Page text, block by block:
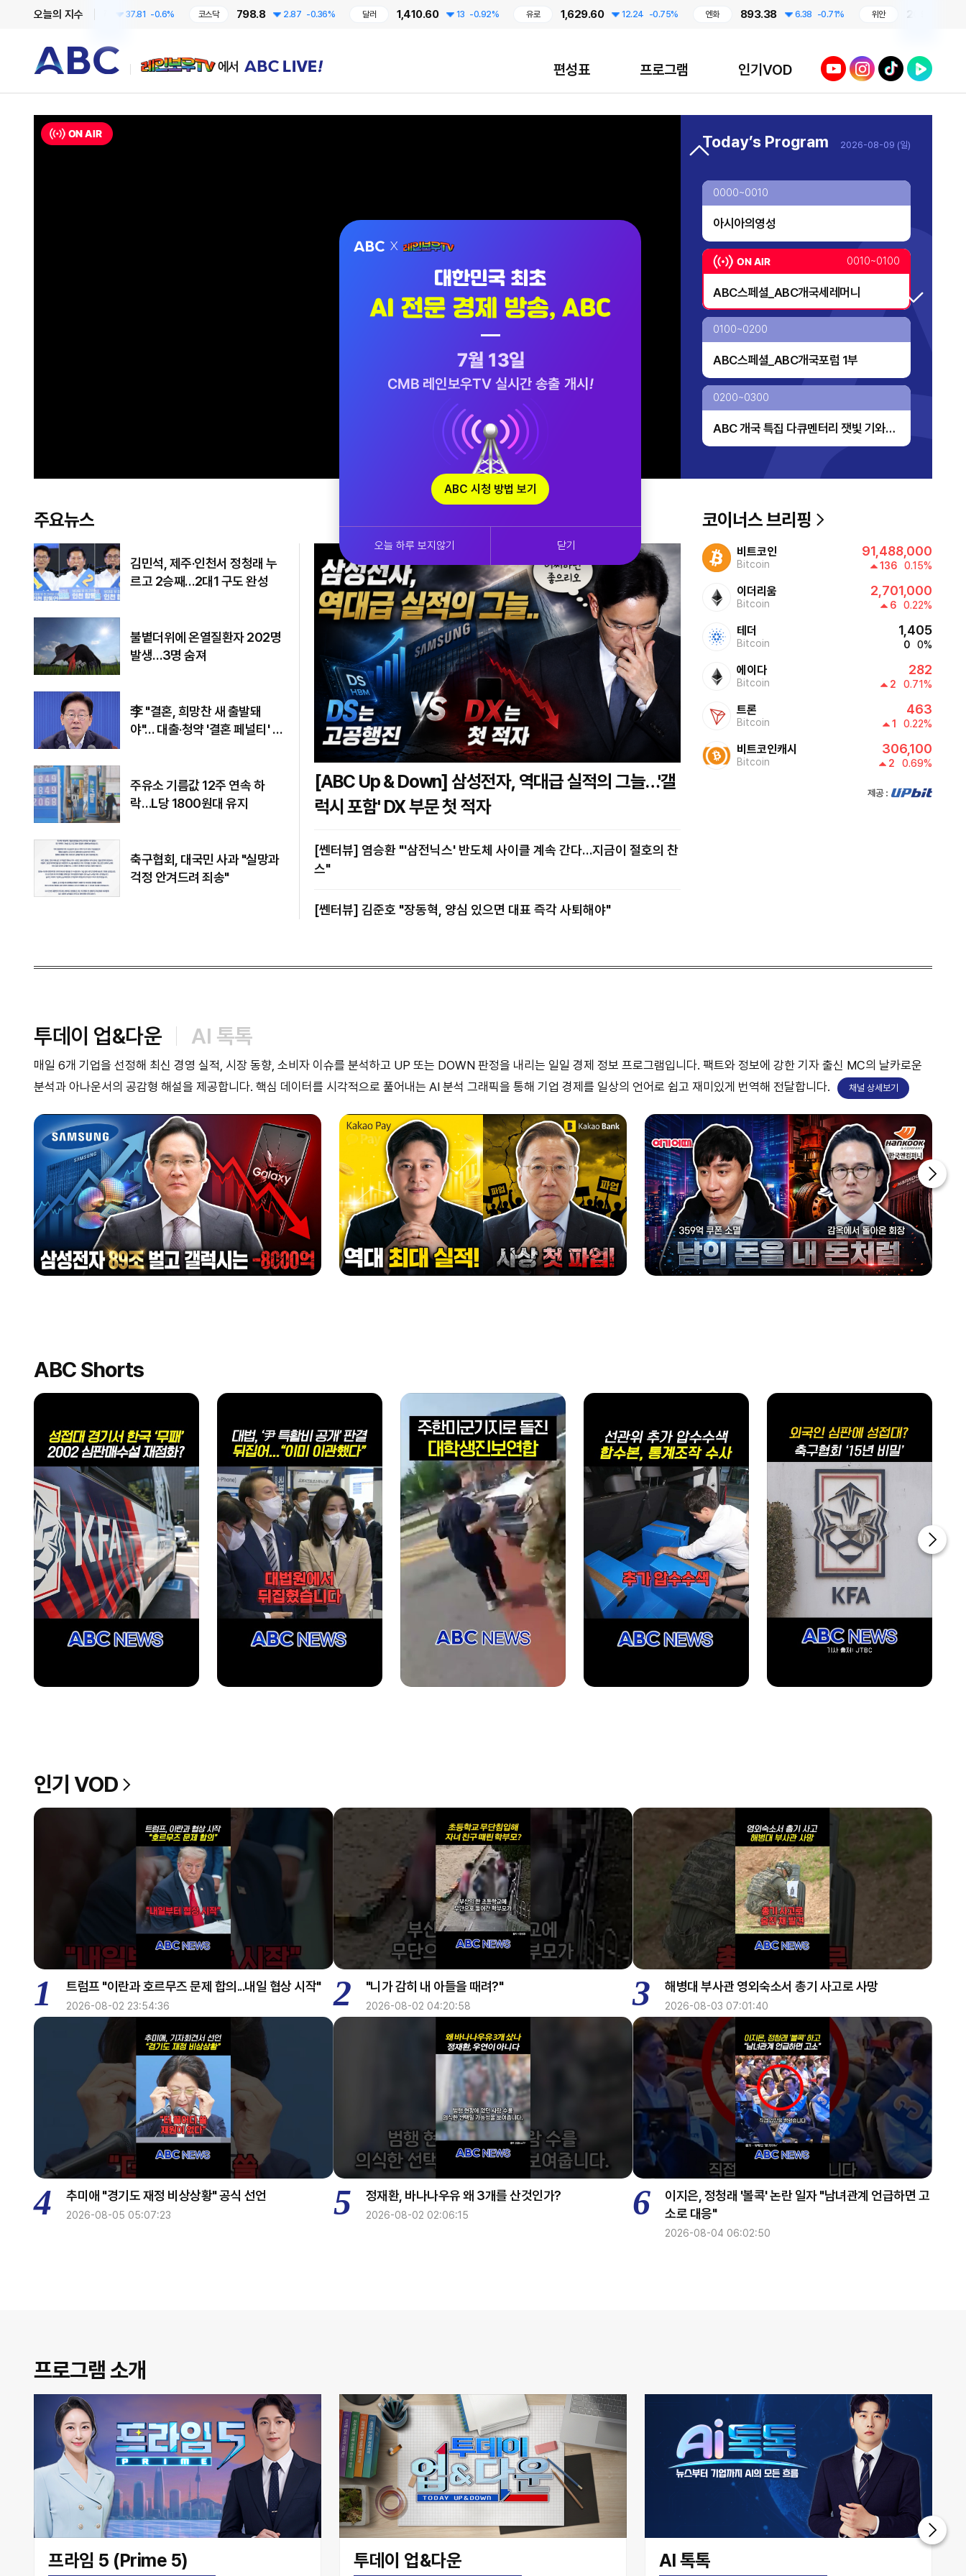
오늘의 지수
6258.57 -0.6% 코스닥 798.8 2.87 -0.36% 달러 1,410.60 13 -0.92% 유로 1,629.60 12.24 -0.75% 엔화 893.38 6.38 -0.71% 위안 209.17
레인보우TV에서 ABC LIVE! 편성표 프로그램
투데이 업&다운
대한민국 리더에게 묻는다
인기VOD
유튜브 인스타그램
틱톡 네이버TV
ON AIR
Today’s Program 2026-08-09 (일)
0000~0010
아시아의영성
0010~0100
ABC스페셜_ABC개국세레머니
0100~0200
ABC스페셜_ABC개국포럼 1부
0200~0300
ABC 개국 특집 다큐멘터리 잿빛 기와의
열린성인가요콘서트2
0500~0530
ABC스페셜_늙지 않는 한국인의 비밀
0530~0550
투데이 업&다운 mini
아시아의영성
0820~0830
투데이 업&다운 mini
0830~0930
글로벌 ABC
0930~1000
대한민국 리더에게 묻는다 home
디펜스월드
1230~1300
ABC 특집 대담
1300~1400
업&다운
1600~1700
투데이 업&다운 home
1700~1800
AI 톡톡
1800~1900
AI 톡톡
1900~2000
업&다운
2000~2030
업&다운
2030~2040
투데이 업&다운 mini
글로벌 ABC
2200~2300
쎈터뷰
주요뉴스
[ABC Up & Down] 삼성전자, 역대급 실적의 그늘…'갤
럭시 포함' DX 부문 첫 적자
[쎈터뷰] 염승환 "'삼전닉스' 반도체 사이클 계속 간다…지금이 절호의 찬
스"
[쎈터뷰] 김준호 "장동혁, 양심 있으면 대표 즉각 사퇴해야"
김민석, 제주·인천서 정청래 누
르고 2승째…2대1 구도 완성
불볕더위에 온열질환자 202명
발생…3명 숨져
李 "결혼, 희망찬 새 출발돼
야"… 대출·청약 '결혼 페널티' 손
주유소 기름값 12주 연속 하
락…L당 1800원대 유지
축구협회, 대국민 사과 "실망과
걱정 안겨드려 죄송"
코이너스 브리핑
비트코인
Bitcoin
91,488,000
136 0.15%
이더리움
Bitcoin
2,701,000
6 0.22%
테더
Bitcoin
1,405
0 0%
에이다
Bitcoin
282
2 0.71%
트론
Bitcoin
463
1 0.22%
비트코인캐시
Bitcoin
306,100
2 0.69%
제공:UPbit
투데이 업&다운 AI 톡톡
매일 6개 기업을 선정해 최신 경영 실적, 시장 동향, 소비자 이슈를 분석하고 UP 또는 DOWN 판정을 내리는 일일 경제 정보 프로그램입니다. 팩트와 정보에 강한 기자 출신 MC의 날카로운
분석과 아나운서의 공감형 해설을 제공합니다. 핵심 데이터를 시각적으로 풀어내는 AI 분석 그래픽을 통해 기업 경제를 일상의 언어로 쉽고 재미있게 번역해 전달합니다.
채널 상세보기
ABC Shorts
인기 VOD
1 트럼프 "이란과 호르무즈 문제 합의...내일 협상 시작"
2026-08-02 23:54:36 2 "니가 감히 내 아들을 때려?"
2026-08-02 04:20:58 3 해병대 부사관 영외숙소서 총기 사고로 사망
2026-08-03 07:01:40
4 추미애 "경기도 재정 비상상황" 공식 선언
2026-08-05 05:07:23 5 정재환, 바나나우유 왜 3개를 산것인가?
2026-08-02 02:06:15 6
이지은, 정청래 '볼콕' 논란 일자 "남녀관계 언급하면 고
소로 대응"
2026-08-04 06:02:50
프로그램 소개
프라임 5 (Prime 5) 투데이 업&다운 AI 톡톡
대한민국 최초 AI 전문 경제 방송, ABC / 7월 13일 CMB 레인보우TV 실시간 송출 개시!
ABC 시청 방법 보기
오늘 하루 보지않기 닫기